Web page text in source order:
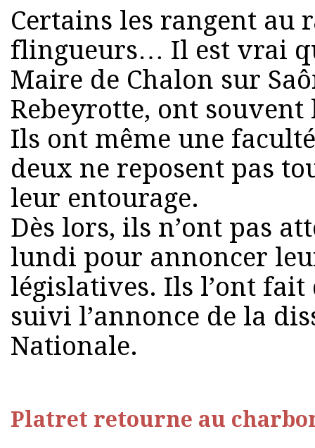
Certains les rangent au
flingueurs… Il est vrai
Maire de Chalon sur
Rebeyrotte, ont
Ils ont même une
deux ne reposent pas
leur entourage.
Dès lors, ils n’ont pas
lundi pour annoncer
législatives. Ils l’ont
suivi l’annonce de la
Nationale.
Platret retourne au